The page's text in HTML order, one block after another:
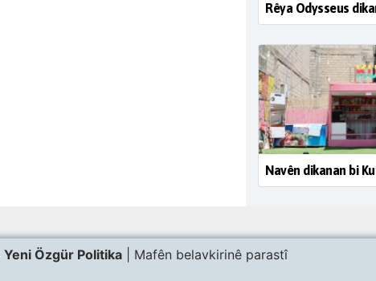
Rêya Odysseus
Navên dikanan bi
Yeni Özgür Politika| Mafên belavkirinê parastî